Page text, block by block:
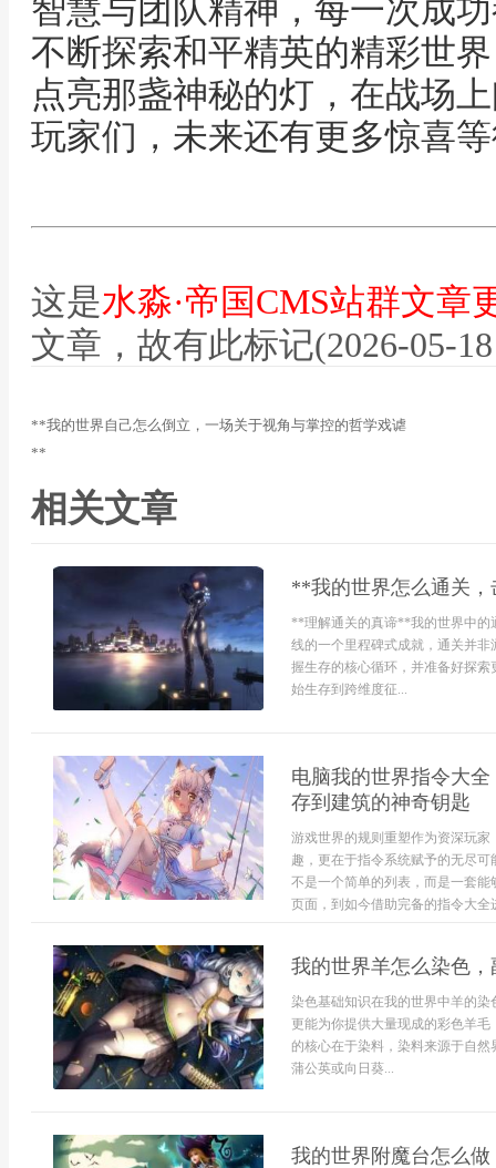
智慧与团队精神，每一次成
不断探索和平精英的精彩世
点亮那盏神秘的灯，在战场
玩家们，未来还有更多惊喜
这是水淼·帝国CMS站群文章
文章，故有此标记(2026-05-
**我的世界自己怎么倒立，一场关于视角与掌控的哲学戏谑
**
相关文章
**我的世界怎么通关
**理解通关的真谛**我的世界中的
线的一个里程碑式成就，通关并
握生存的核心循环，并准备好探
始生存到跨维度征...
电脑我的世界指令大
存到建筑的神奇钥匙
游戏世界的规则重塑作为资深玩
趣，更在于指令系统赋予的无尽
不是一个简单的列表，而是一套
页面，到如今借助完备的指令大
我的世界羊怎么染色
染色基础知识在我的世界中羊的
更能为你提供大量现成的彩色羊
的核心在于染料，染料来源于自
蒲公英或向日葵...
我的世界附魔台怎么